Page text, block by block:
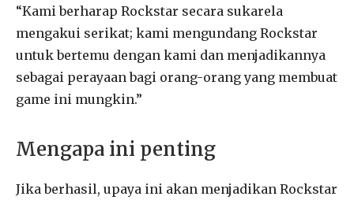
“Kami berharap Rockstar secara sukarela
mengakui serikat; kami mengundang Rockstar
untuk bertemu dengan kami dan menjadikannya
sebagai perayaan bagi orang-orang yang membuat
game ini mungkin.”
Mengapa ini penting
Jika berhasil, upaya ini akan menjadikan Rockstar